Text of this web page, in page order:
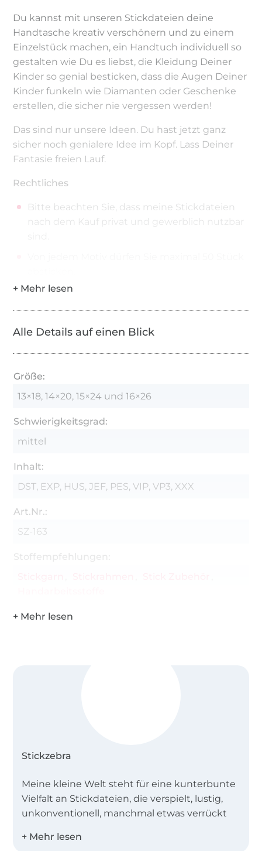
Du kannst mit unseren Stickdateien deine
Handtasche kreativ verschönern und zu einem
Einzelstück machen, ein Handtuch individuell so
gestalten wie Du es liebst, die Kleidung Deiner
Kinder so genial besticken, dass die Augen Deiner
Kinder funkeln wie Diamanten oder Geschenke
erstellen, die sicher nie vergessen werden!
Das sind nur unsere Ideen. Du hast jetzt ganz
sicher noch genialere Idee im Kopf. Lass Deiner
Fantasie freien Lauf.
Rechtliches
Bitte beachten Sie, dass meine Stickdateien
nach dem Kauf privat und gewerblich nutzbar
Alle Details auf einen Blick
Größe:
13×18, 14×20, 15×24 und 16×26
Schwierigkeitsgrad:
mittel
Inhalt:
DST, EXP, HUS, JEF, PES, VIP, VP3, XXX
Art.Nr.:
SZ-163
Stoffempfehlungen:
Stickzebra
Meine kleine Welt steht für eine kunterbunte
Vielfalt an Stickdateien, die verspielt, lustig,
unkonventionell, manchmal etwas verrückt
wunderschöne Dinge zaubern kannst.